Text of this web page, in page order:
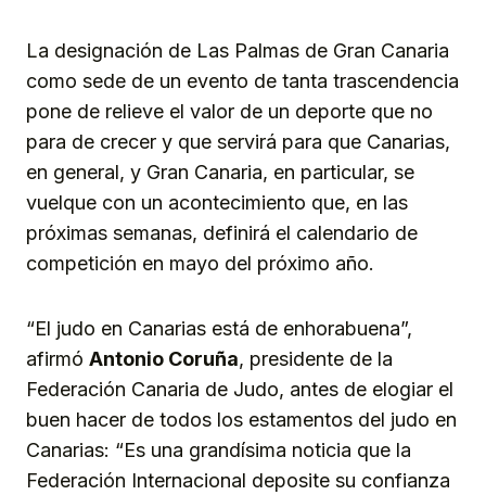
La designación de Las Palmas de Gran Canaria
como sede de un evento de tanta trascendencia
pone de relieve el valor de un deporte que no
para de crecer y que servirá para que Canarias,
en general, y Gran Canaria, en particular, se
vuelque con un acontecimiento que, en las
próximas semanas, definirá el calendario de
competición en mayo del próximo año.
“El judo en Canarias está de enhorabuena”,
afirmó Antonio Coruña, presidente de la
Federación Canaria de Judo, antes de elogiar el
buen hacer de todos los estamentos del judo en
Canarias: “Es una grandísima noticia que la
Federación Internacional deposite su confianza